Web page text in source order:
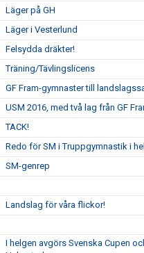
Läger på GH
Läger i Vesterlund
Felsydda dräkter!
Träning/Tävlingslicens
GF Fram-gymnaster till
USM 2016, med två lag från GF
TACK!
Redo för SM i Truppgymnastik i
SM-genrep
Landslag för våra flickor!
I helgen avgörs Svenska Cupen